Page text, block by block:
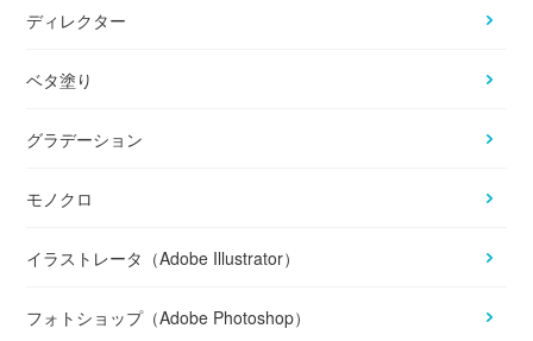
ディレクター
ベタ塗り
グラデーション
モノクロ
イラストレータ（Adobe Illustrator）
フォトショップ（Adobe Photoshop）